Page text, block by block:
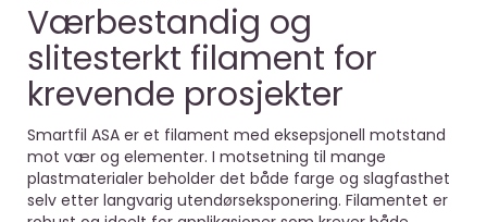
Værbestandig og
slitesterkt filament for
krevende prosjekter
Smartfil ASA er et filament med eksepsjonell motstand
mot vær og elementer. I motsetning til mange
plastmaterialer beholder det både farge og slagfasthet
selv etter langvarig utendørseksponering. Filamentet er